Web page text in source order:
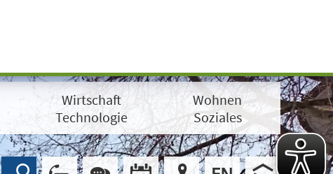
Wirtschaft
Technologie
Wohnen
Soziales